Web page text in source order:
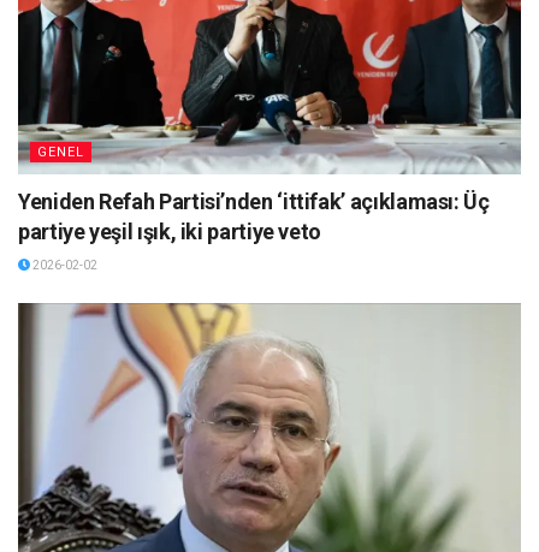
GENEL
Yeniden Refah Partisi’nden ‘ittifak’ açıklaması: Üç
partiye yeşil ışık, iki partiye veto
2026-02-02